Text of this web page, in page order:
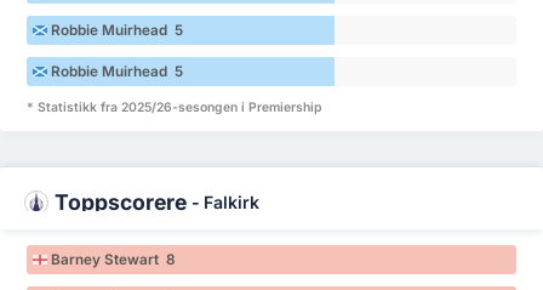
Robbie Muirhead 5
Robbie Muirhead 5
* Statistikk fra 2025/26-sesongen i Premiership
Toppscorere - Falkirk
Barney Stewart 8